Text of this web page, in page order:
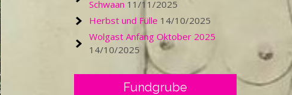
Schwaan 11/11/2025
Herbst und Fülle 14/10/2025
Wolgast Anfang Oktober 2025
14/10/2025
Fundgrube